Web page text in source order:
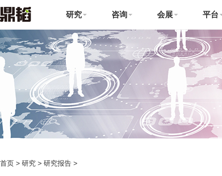
研究 咨询 会展 平台
首页 > 研究 > 研究报告 >